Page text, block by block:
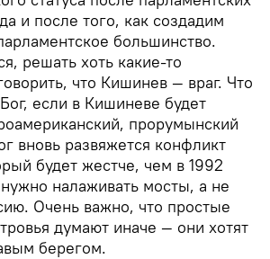
и после того, как создадим
большинство.
решать хоть какие-то
что Кишинев — враг. Что
если в Кишиневе будет
прорумынский
вновь развяжется конфликт
будет жестче, чем в 1992
налаживать мосты, а не
Очень важно, что простые
думают иначе — они хотят
берегом.